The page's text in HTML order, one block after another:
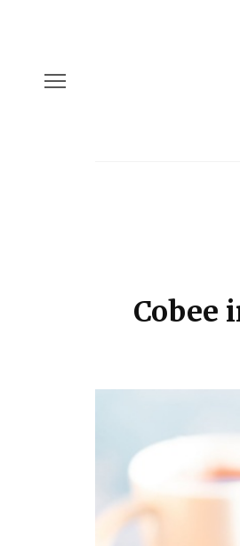
Cobee